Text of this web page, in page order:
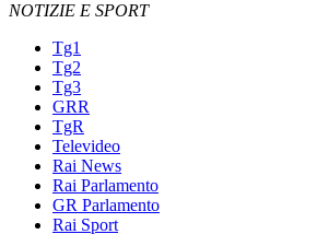
NOTIZIE E SPORT
Tg1
Tg2
Tg3
GRR
TgR
Televideo
Rai News
Rai Parlamento
GR Parlamento
Rai Sport